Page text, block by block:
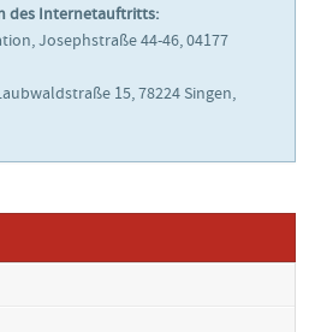
des Internetauftritts:
Josephstraße 44-46, 04177
15, 78224 Singen,